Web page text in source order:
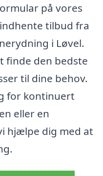
på vores
tilbud fra
i Løvel.
finde den bedste
til dine behov.
for kontinuert
eller en
hjælpe dig med at